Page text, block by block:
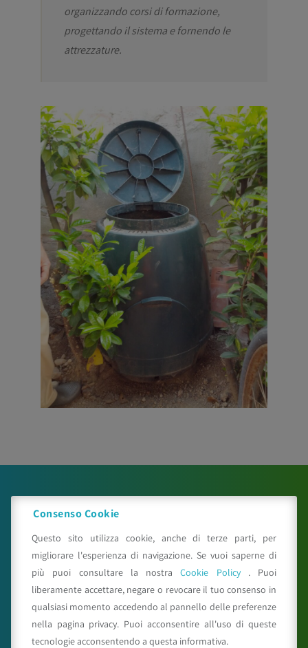
organizzando corsi di formazione,
progettando il sistema e fornendo le
attrezzature.
C.A.A. "Giorgio Nicoli" S.r.l.
Via Sant’Agata n.835,40014 Crevalcore(BO)
051 6802211
caa@caa.it|pec:caa.srl@pec.it
Consenso Cookie
Questo sito utilizza cookie, anche di terze parti, per
migliorare l'esperienza di navigazione. Se vuoi saperne di
più puoi consultare la nostraCookie Policy . Puoi
liberamente accettare, negare o revocare il tuo consenso in
qualsiasi momento accedendo al pannello delle preferenze
nella pagina privacy. Puoi acconsentire all'uso di queste
tecnologie acconsentendo a questa informativa.